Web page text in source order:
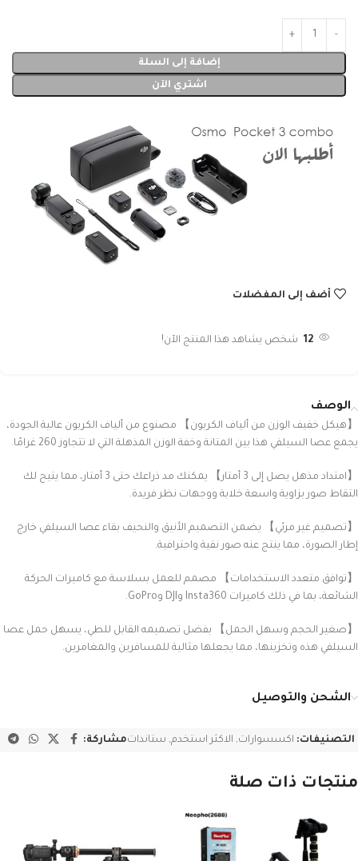
إضافة إلى السلة
اشتري الآن
أضف إلى المفضلات
12 شخص يشاهد هذا المنتج الآن!
الوصف
【هيكل خفيف الوزن من ألياف الكربون】 مصنوع من ألياف الكربون عالية الجودة،
يجمع عصا السيلفي هذا بين المتانة وخفة الوزن المذهلة التي لا تتجاوز 260 غرامًا.
【امتداد مذهل يصل إلى 3 أمتار】 يمكنك مد ذراعك حتى 3 أمتار، مما يتيح لك
التقاط صور بزاوية واسعة خلابة ووجهات نظر فريدة.
【تصميم غير مرئي】 يضمن التصميم الأنيق والنحيف بقاء عصا السيلفي خارج
إطار الصورة، مما ينتج عنه صور نقية واحترافية.
【توافق متعدد الاستخدامات】 مصمم للعمل بسلاسة مع كاميرات الحركة
الشائعة، بما في ذلك كاميرات Insta360 وDJI وGoPro.
【صغير الحجم وسهل الحمل】 بفضل تصميمه القابل للطي، يسهل حمل عصا
السيلفي هذه وتخزينها، مما يجعلها مثالية للمسافرين والمغامرين.
الشحن والتوصيل
التصنيفات: اكسسوارات, الاكثر استخدم, ستانداتمشاركة:
منتجات ذات صلة